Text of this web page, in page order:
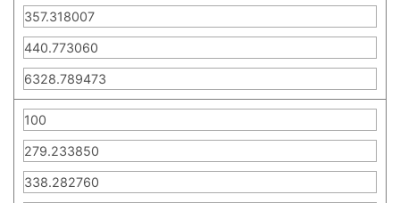
357.318007
440.773060
6328.789473
100
279.233850
338.282760